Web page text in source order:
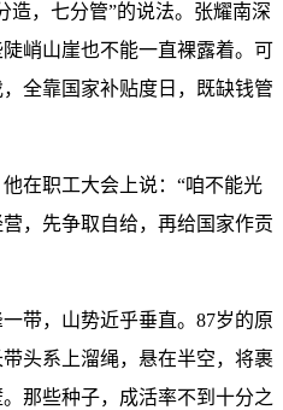
造，七分管”的说法。张耀南深
峭山崖也不能一直裸露着。可
全靠国家补贴度日，既缺钱管
在职工大会上说：“咱不能光
，先争取自给，再给国家作贡
带，山势近乎垂直。87岁的原
头系上溜绳，悬在半空，将裹
那些种子，成活率不到十分之